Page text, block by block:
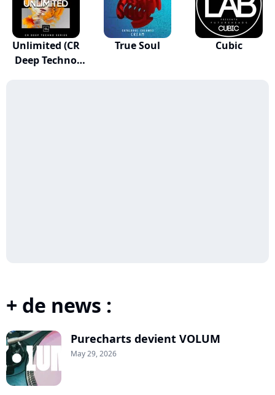
Unlimited (CR
Deep Techno
True Soul Cubic
+ de news :
Purecharts devient VOLUM
May 29, 2026